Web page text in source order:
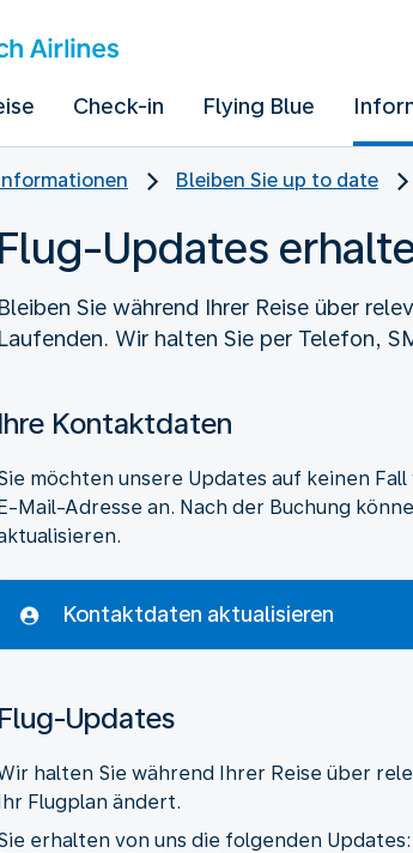
Check-in Flying Blue
Bleiben Sie up to date
Flug-Updates
Bleiben Sie während Ihrer Reise über
Laufenden. Wir halten Sie per Telefon,
Ihre Kontaktdaten
möchten unsere Updates auf keinen
Mail-Adresse an. Nach der Buchung
Kontaktdaten aktualisieren
Flug-Updates
halten Sie während Ihrer Reise über
Flugplan ändert.
erhalten von uns die folgenden Updates: